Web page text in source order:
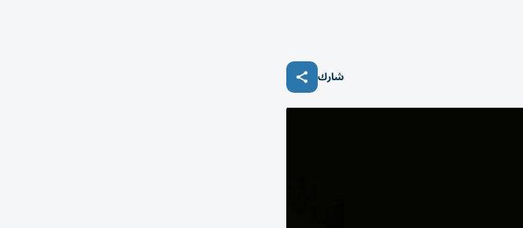
شارك